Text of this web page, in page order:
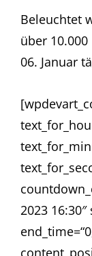
Beleuchtet
über
06. Januar
2023 16:30″